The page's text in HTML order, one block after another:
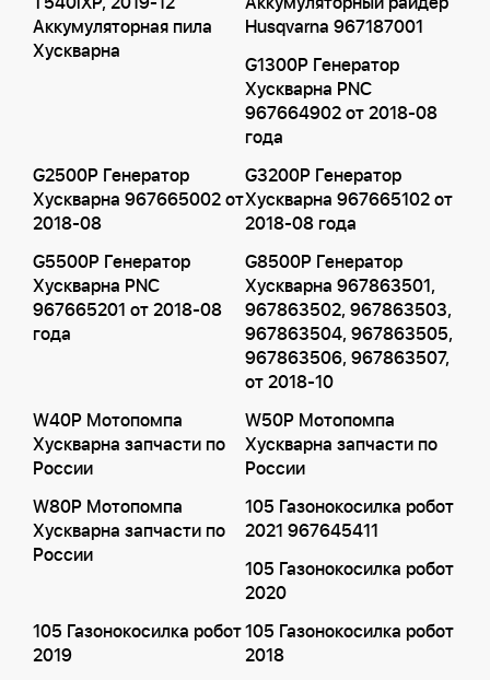
Аккумуляторная пила
Хускварна
Husqvarna 967187001
G1300P Генератор
Хускварна PNC
967664902 от 2018-08
года
G2500P Генератор
Хускварна 967665002 от
2018-08
G3200P Генератор
Хускварна 967665102 от
2018-08 года
G5500P Генератор
Хускварна PNC
967665201 от 2018-08
года
G8500P Генератор
Хускварна 967863501,
967863502, 967863503,
967863504, 967863505,
967863506, 967863507,
от 2018-10
W40P Мотопомпа
Хускварна запчасти по
России
W50P Мотопомпа
Хускварна запчасти по
России
W80P Мотопомпа
Хускварна запчасти по
России
105 Газонокосилка робот
2021 967645411
105 Газонокосилка робот
2020
105 Газонокосилка робот
2019
105 Газонокосилка робот
2018